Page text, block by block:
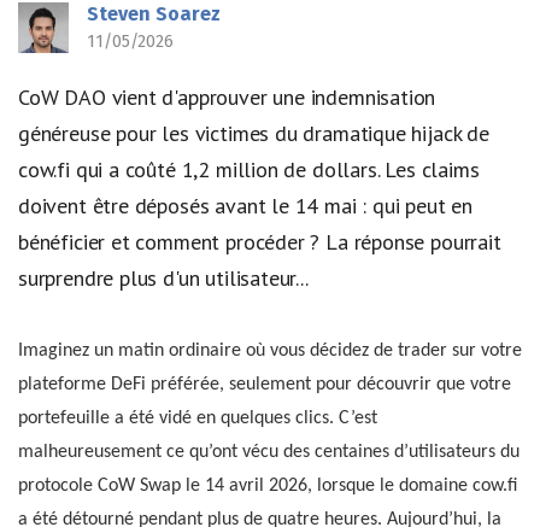
Steven Soarez
11/05/2026
CoW DAO vient d'approuver une indemnisation
généreuse pour les victimes du dramatique hijack de
cow.fi qui a coûté 1,2 million de dollars. Les claims
doivent être déposés avant le 14 mai : qui peut en
bénéficier et comment procéder ? La réponse pourrait
surprendre plus d'un utilisateur...
Imaginez un matin ordinaire où vous décidez de trader sur votre
plateforme DeFi préférée, seulement pour découvrir que votre
portefeuille a été vidé en quelques clics. C’est
malheureusement ce qu’ont vécu des centaines d’utilisateurs du
protocole CoW Swap le 14 avril 2026, lorsque le domaine cow.fi
a été détourné pendant plus de quatre heures. Aujourd’hui, la